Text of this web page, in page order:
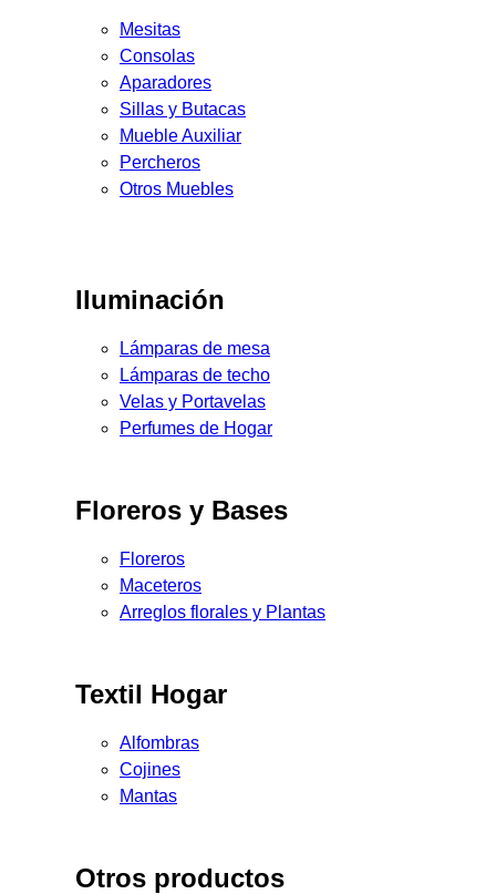
Mesitas
Consolas
Aparadores
Sillas y Butacas
Mueble Auxiliar
Percheros
Otros Muebles
Iluminación
Lámparas de mesa
Lámparas de techo
Velas y Portavelas
Perfumes de Hogar
Floreros y Bases
Floreros
Maceteros
Arreglos florales y Plantas
Textil Hogar
Alfombras
Cojines
Mantas
Otros productos